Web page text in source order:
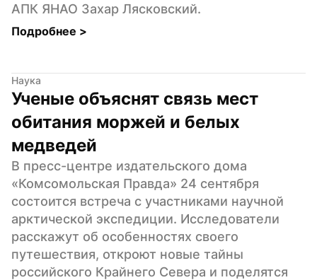
АПК ЯНАО Захар Лясковский.
Подробнее >
Наука
Ученые объяснят связь мест
обитания моржей и белых
медведей
В пресс-центре издательского дома
«Комсомольская Правда» 24 сентября
состоится встреча с участниками научной
арктической экспедиции. Исследователи
расскажут об особенностях своего
путешествия, откроют новые тайны
российского Крайнего Севера и поделятся